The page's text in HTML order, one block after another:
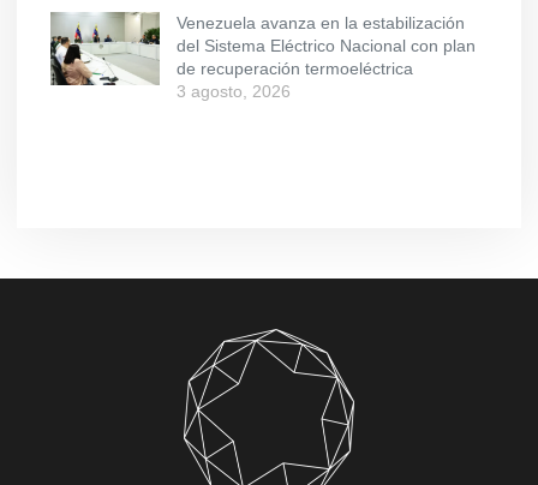
Venezuela avanza en la estabilización
del Sistema Eléctrico Nacional con plan
de recuperación termoeléctrica
3 agosto, 2026